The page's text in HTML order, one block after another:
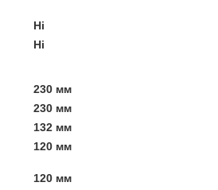
Ні
Ні
230 мм
230 мм
132 мм
120 мм
120 мм